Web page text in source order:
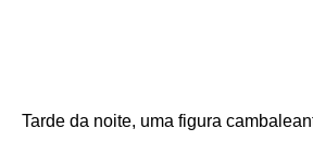
Tarde da noite, uma figura